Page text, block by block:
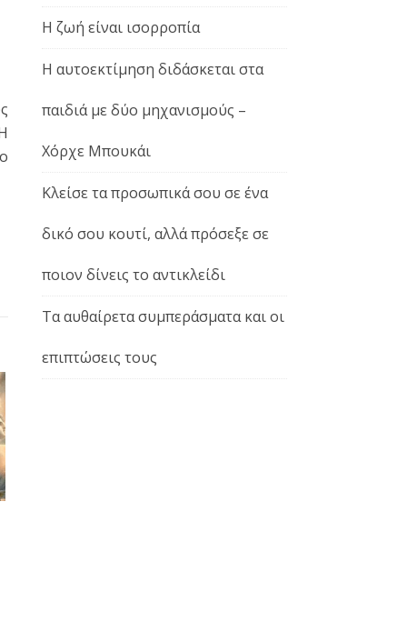
Η ζωή είναι ισορροπία
Η αυτοεκτίμηση διδάσκεται στα
παιδιά με δύο μηχανισμούς –
Χόρχε Μπουκάι
Κλείσε τα προσωπικά σου σε ένα
δικό σου κουτί, αλλά πρόσεξε σε
ποιον δίνεις το αντικλείδι
Τα αυθαίρετα συμπεράσματα και οι
επιπτώσεις τους